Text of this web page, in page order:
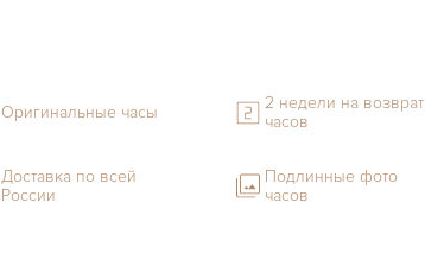
Оригинальные часы
2 недели на возврат
часов
Доставка по всей
России
Подлинные фото
часов